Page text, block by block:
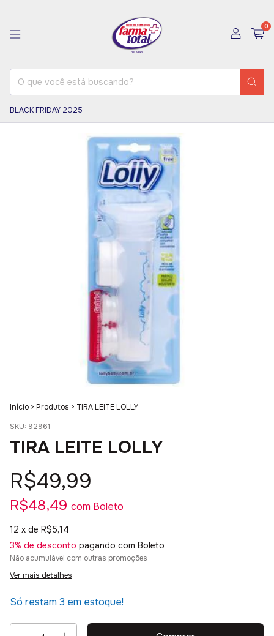
0
BLACK FRIDAY 2025
Início > Produtos > TIRA LEITE LOLLY
SKU: 92961
TIRA LEITE LOLLY
R$49,99
R$48,49 com Boleto
12 x de R$5,14
3% de desconto pagando com Boleto
Não acumulável com outras promoções
Ver mais detalhes
Só restam 3 em estoque!